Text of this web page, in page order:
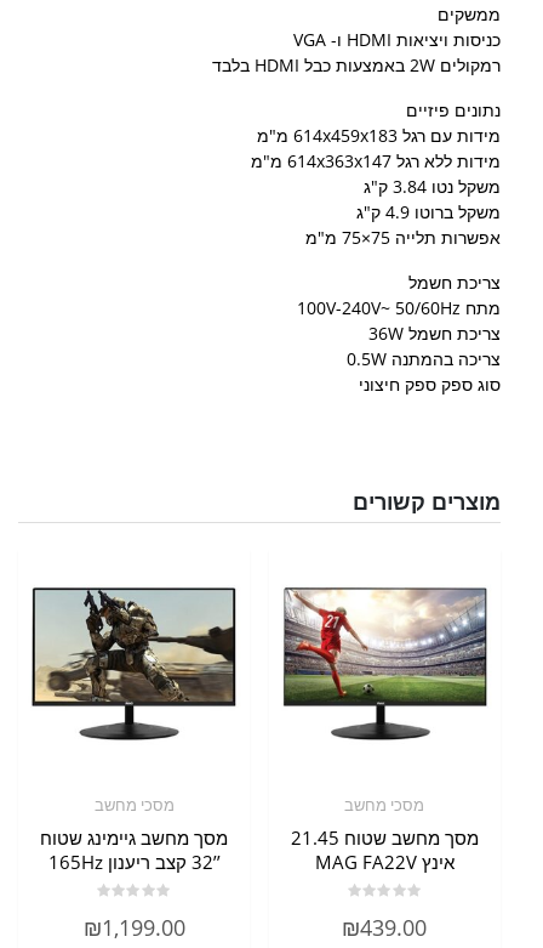
ממשקים
כניסות ויציאות HDMI ו- VGA
רמקולים 2W באמצעות כבל HDMI בלבד
נתונים פיזיים
מידות עם רגל 614x459x183 מ"מ
מידות ללא רגל 614x363x147 מ"מ
משקל נטו 3.84 ק"ג
משקל ברוטו 4.9 ק"ג
אפשרות תלייה 75×75 מ"מ
צריכת חשמל
מתח 100V-240V~ 50/60Hz
צריכת חשמל 36W
צריכה בהמתנה 0.5W
סוג ספק ספק חיצוני
מוצרים קשורים
מסכי מחשב
מסך מחשב שטוח 21.45
אינץ MAG FA22V
0
₪439.00
מסכי מחשב
מסך מחשב גיימינג שטוח
’’32 קצב ריענון 165Hz
0
₪1,199.00